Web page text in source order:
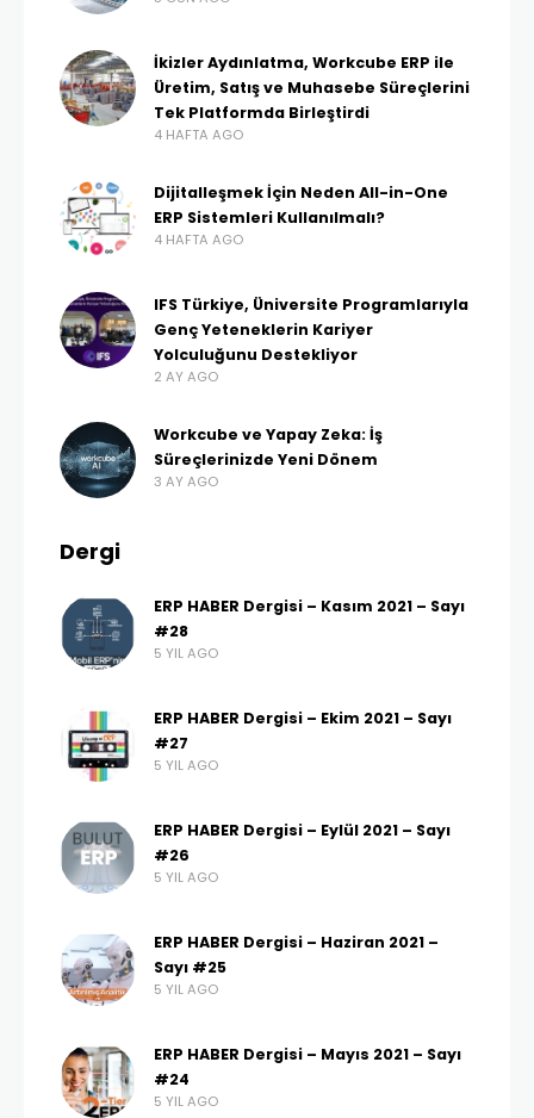
İkizler Aydınlatma, Workcube ERP ile
Üretim, Satış ve Muhasebe Süreçlerini
Tek Platformda Birleştirdi
4 HAFTA AGO
Dijitalleşmek İçin Neden All-in-One
ERP Sistemleri Kullanılmalı?
4 HAFTA AGO
IFS Türkiye, Üniversite Programlarıyla
Genç Yeteneklerin Kariyer
Yolculuğunu Destekliyor
2 AY AGO
Workcube ve Yapay Zeka: İş
Süreçlerinizde Yeni Dönem
3 AY AGO
Dergi
ERP HABER Dergisi – Kasım 2021 – Sayı
#28
5 YIL AGO
ERP HABER Dergisi – Ekim 2021 – Sayı
#27
5 YIL AGO
ERP HABER Dergisi – Eylül 2021 – Sayı
#26
5 YIL AGO
ERP HABER Dergisi – Haziran 2021 –
Sayı #25
5 YIL AGO
ERP HABER Dergisi – Mayıs 2021 – Sayı
#24
5 YIL AGO